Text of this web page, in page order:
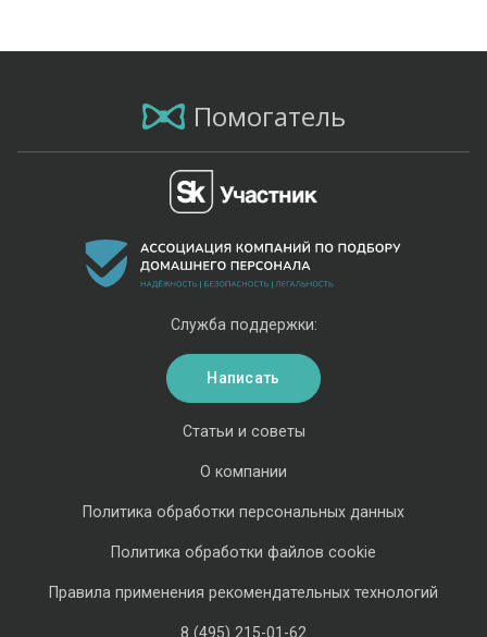
Помогатель
Статьи и советы
О компании
Политика обработки персональных данных
Политика обработки файлов cookie
Правила применения рекомендательных технологий
8 (495) 215-01-62
Служба поддержки:
Написать